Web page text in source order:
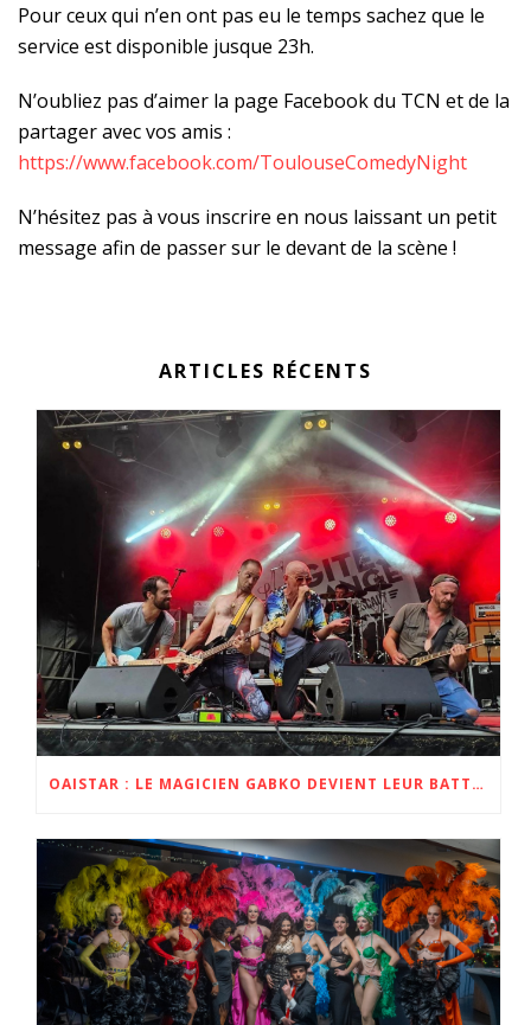
Pour ceux qui n’en ont pas eu le temps sachez que le
service est disponible jusque 23h.
N’oubliez pas d’aimer la page Facebook du TCN et de la
partager avec vos amis :
https://www.facebook.com/ToulouseComedyNight
N’hésitez pas à vous inscrire en nous laissant un petit
message afin de passer sur le devant de la scène !
ARTICLES RÉCENTS
OAISTAR : LE MAGICIEN GABKO DEVIENT LEUR BATTEUR POUR L’ALBUM ET LA TOURNÉE ZOBI 2023 ET 2024